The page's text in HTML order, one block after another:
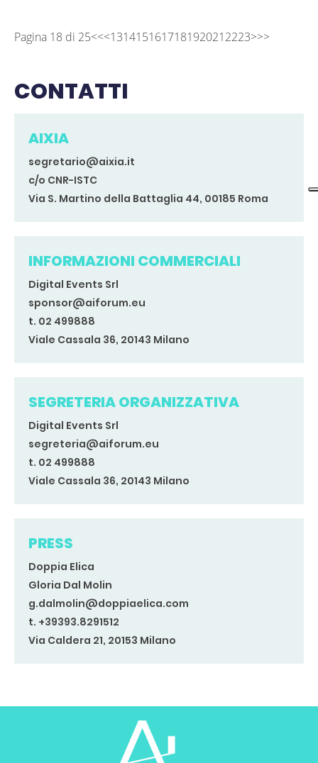
Pagina 18 di 25<<<1314151617181920212223>>>
CONTATTI
AIXIA
segretario@aixia.it
c/o CNR-ISTC
Via S. Martino della Battaglia 44, 00185 Roma
INFORMAZIONI COMMERCIALI
Digital Events Srl
sponsor@aiforum.eu
t. 02 499888
Viale Cassala 36, 20143 Milano
SEGRETERIA ORGANIZZATIVA
Digital Events Srl
segreteria@aiforum.eu
t. 02 499888
Viale Cassala 36, 20143 Milano
PRESS
Doppia Elica
Gloria Dal Molin
g.dalmolin@doppiaelica.com
t. +39393.8291512
Via Caldera 21, 20153 Milano